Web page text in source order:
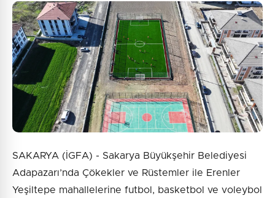
Güvenlik Sorusu:
7 + 7 = ?
Gönder
SAKARYA (İGFA) - Sakarya Büyükşehir Belediyesi
Adapazarı’nda Çökekler ve Rüstemler ile Erenler
Yeşiltepe mahallelerine futbol, basketbol ve voleybol